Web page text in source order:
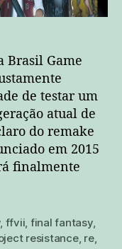
Brasil Game
de testar um
atual de
do remake
em 2015
finalmente
, ffvii, final fantasy,
resistance, re,